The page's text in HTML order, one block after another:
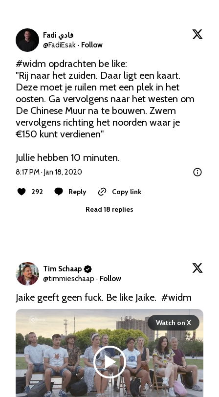
Fadi فادي
@FadiEsak · Follow
#widm opdrachten be like:
"Rij naar het zuiden. Daar ligt een kaart.
Deze moet je ruilen met een plek in het
oosten. Ga vervolgens naar het westen om
De Chinese Muur na te bouwen. Zwem
vervolgens richting het noorden waar je
€150 kunt verdienen"
Jullie hebben 10 minuten.
8:17 PM · Jan 18, 2020
292 Reply
Copy link
Read 18 replies
Tim Schaap
@timmieschaap · Follow
Jaike geeft geen fuck. Be like Jaike. #widm
Watch on X